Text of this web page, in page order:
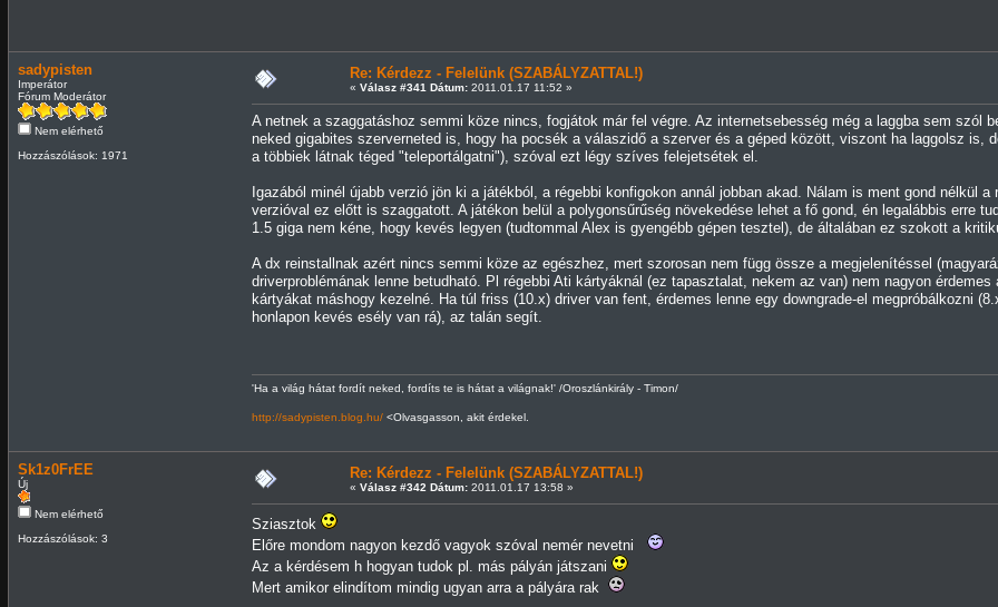
sadypisten
Imperátor
Fórum Moderátor
Nem elérhető
Hozzászólások: 1971
Re: Kérdezz - Felelünk (SZABÁLYZATTAL!)
« Válasz #341 Dátum:2011.01.17 11:52 »
A netnek a szaggatáshoz semmi köze nincs, fogjátok már fel végre. Az internetsebesség még a laggba sem szól
neked gigabites szerverneted is, hogy ha pocsék a válaszidő a szerver és a géped között, viszont ha laggolsz
a többiek látnak téged "teleportálgatni"), szóval ezt légy szíves felejetsétek el.
Igazából minél újabb verzió jön ki a játékból, a régebbi konfigokon annál jobban akad. Nálam is ment gond nélkül
verzióval ez előtt is szaggatott. A játékon belül a polygonsűrűség növekedése lehet a fő gond, én legalábbis erre
1.5 giga nem kéne, hogy kevés legyen (tudtommal Alex is gyengébb gépen tesztel), de általában ez szokott a
A dx reinstallnak azért nincs semmi köze az egészhez, mert szorosan nem függ össze a megjelenítéssel
driverproblémának lenne betudható. Pl régebbi Ati kártyáknál (ez tapasztalat, nekem az van) nem nagyon
kártyákat máshogy kezelné. Ha túl friss (10.x) driver van fent, érdemes lenne egy downgrade-el megpróbálkozni
honlapon kevés esély van rá), az talán segít.
'Ha a világ hátat fordít neked, fordíts te is hátat a világnak!' /Oroszlánkirály - Timon/
http://sadypisten.blog.hu/<Olvasgasson, akit érdekel.
Sk1z0FrEE
Új
Nem elérhető
Hozzászólások: 3
Re: Kérdezz - Felelünk (SZABÁLYZATTAL!)
« Válasz #342 Dátum:2011.01.17 13:58 »
Sziasztok
Előre mondom nagyon kezdő vagyok szóval nemér nevetni
Az a kérdésem h hogyan tudok pl. más pályán játszani
Mert amikor elindítom mindig ugyan arra a pályára rak